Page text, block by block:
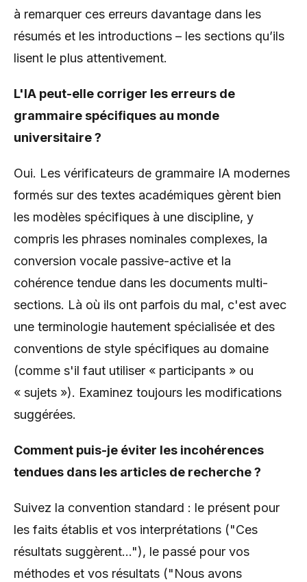
à remarquer ces erreurs davantage dans les
résumés et les introductions – les sections qu’ils
lisent le plus attentivement.
L'IA peut-elle corriger les erreurs de
grammaire spécifiques au monde
universitaire ?
Oui. Les vérificateurs de grammaire IA modernes
formés sur des textes académiques gèrent bien
les modèles spécifiques à une discipline, y
compris les phrases nominales complexes, la
conversion vocale passive-active et la
cohérence tendue dans les documents multi-
sections. Là où ils ont parfois du mal, c'est avec
une terminologie hautement spécialisée et des
conventions de style spécifiques au domaine
(comme s'il faut utiliser « participants » ou
« sujets »). Examinez toujours les modifications
suggérées.
Comment puis-je éviter les incohérences
tendues dans les articles de recherche ?
Suivez la convention standard : le présent pour
les faits établis et vos interprétations ("Ces
résultats suggèrent..."), le passé pour vos
méthodes et vos résultats ("Nous avons